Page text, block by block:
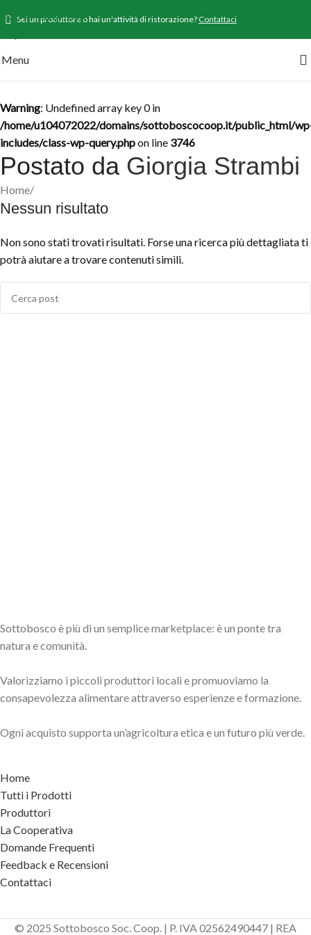
Skip to navigation
Sei un produttore o hai un'attività di ristorazione? Contattaci
Menu
Warning: Undefined array key 0 in
/home/u104072022/domains/sottoboscocoop.it/public_html/
includes/class-wp-query.phpon line 3746
Postato da Giorgia Strambi
Home/
Nessun risultato
Non sono stati trovati risultati. Forse una ricerca più dettagliata ti
potrà aiutare a trovare contenuti simili.
Sottobosco è più di un semplice marketplace: è un ponte tra
natura e comunità.
Valorizziamo i piccoli produttori locali e promuoviamo la
consapevolezza alimentare attraverso esperienze e formazione.
Ogni acquisto supporta un’agricoltura etica e un futuro più verde.
Home
Tutti i Prodotti
Produttori
La Cooperativa
Domande Frequenti
Feedback e Recensioni
Contattaci
© 2025 Sottobosco Soc. Coop. | P. IVA 02562490447 | REA